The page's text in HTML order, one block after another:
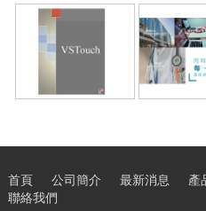
病房傳輸平台 勞檢管
首頁 公司簡介 最新消息 產
聯絡我們